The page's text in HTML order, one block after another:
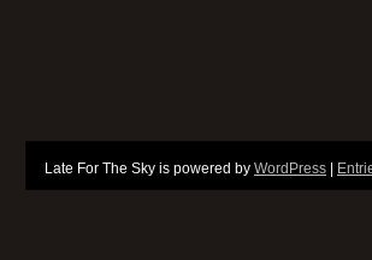
Late For The Sky is powered by WordPress